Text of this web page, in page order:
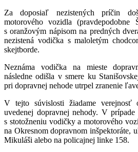
Za doposiaľ nezistených príčin
motorového vozidla
s oranžovým nápisom na predných
nezistená vodička s maloletým
skejtborde.
Neznáma vodička na mieste
následne odišla v smere ku
pri dopravnej nehode utrpel zranenie
V tejto súvislosti žiadame verejnosť
uvedenej dopravnej nehody. V
s stotožneniu vodičky a motorového
na Okresnom dopravnom inšpektoráte,
Mikuláši alebo na policajnej linke 158.